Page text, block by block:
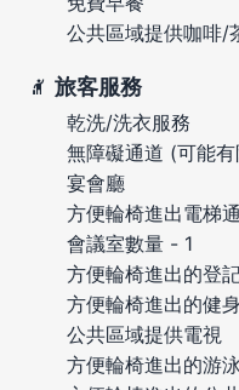
公共區域提供咖啡/
旅客服務
乾洗/洗衣服務
無障礙通道 (可能有
宴會廳
方便輪椅進出電梯
會議室數量 - 1
方便輪椅進出的登
方便輪椅進出的健
公共區域提供電視
方便輪椅進出的游